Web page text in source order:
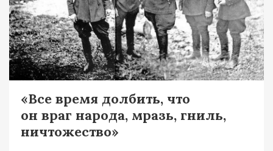
«Все время долбить, что
он враг народа, мразь, гниль,
ничтожество»